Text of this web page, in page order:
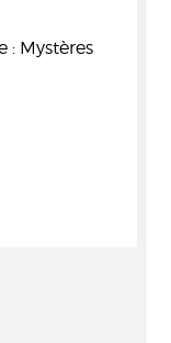
: Mystères